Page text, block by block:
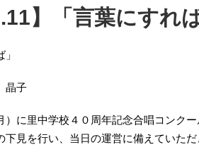
】「言葉にすれば
子
）に里中学校４０周年記念合唱コンク
下見を行い、当日の運営に備えていた